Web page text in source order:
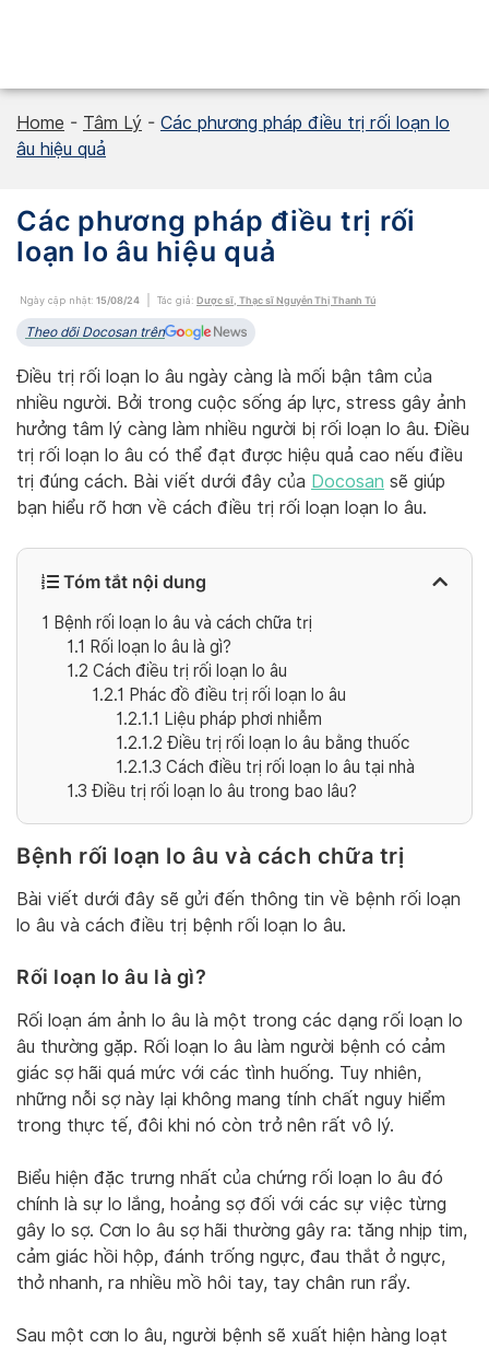
Home - Tâm Lý - Các phương pháp điều trị rối loạn lo
âu hiệu quả
Các phương pháp điều trị rối
loạn lo âu hiệu quả
Ngày cập nhật: 15/08/24 Tác giả: Dược sĩ, Thạc sĩ Nguyễn Thị Thanh Tú
Theo dõi Docosan trên
Điều trị rối loạn lo âu ngày càng là mối bận tâm của
nhiều người. Bởi trong cuộc sống áp lực, stress gây ảnh
hưởng tâm lý càng làm nhiều người bị rối loạn lo âu. Điều
trị rối loạn lo âu có thể đạt được hiệu quả cao nếu điều
trị đúng cách. Bài viết dưới đây của Docosan sẽ giúp
bạn hiểu rõ hơn về cách điều trị rối loạn loạn lo âu.
Tóm tắt nội dung
1 Bệnh rối loạn lo âu và cách chữa trị
1.1 Rối loạn lo âu là gì?
1.2 Cách điều trị rối loạn lo âu
1.2.1 Phác đồ điều trị rối loạn lo âu
1.2.1.1 Liệu pháp phơi nhiễm
1.2.1.2 Điều trị rối loạn lo âu bằng thuốc
1.2.1.3 Cách điều trị rối loạn lo âu tại nhà
1.3 Điều trị rối loạn lo âu trong bao lâu?
Bệnh rối loạn lo âu và cách chữa trị
Bài viết dưới đây sẽ gửi đến thông tin về bệnh rối loạn
lo âu và cách điều trị bệnh rối loạn lo âu.
Rối loạn lo âu là gì?
Rối loạn ám ảnh lo âu là một trong các dạng rối loạn lo
âu thường gặp. Rối loạn lo âu làm người bệnh có cảm
giác sợ hãi quá mức với các tình huống. Tuy nhiên,
những nỗi sợ này lại không mang tính chất nguy hiểm
trong thực tế, đôi khi nó còn trở nên rất vô lý.
Biểu hiện đặc trưng nhất của chứng rối loạn lo âu đó
chính là sự lo lắng, hoảng sợ đối với các sự việc từng
gây lo sợ. Cơn lo âu sợ hãi thường gây ra: tăng nhịp tim,
cảm giác hồi hộp, đánh trống ngực, đau thắt ở ngực,
thở nhanh, ra nhiều mồ hôi tay, tay chân run rẩy.
Sau một cơn lo âu, người bệnh sẽ xuất hiện hàng loạt